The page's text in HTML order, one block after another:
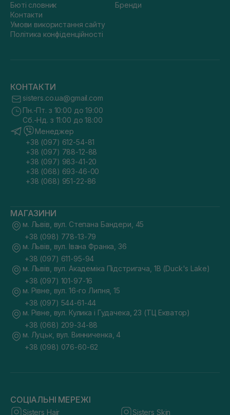
Бюті словник
Контакти
Умови використання сайту
Політика конфіденційності
Бренди
КОНТАКТИ
sisters.co.ua@gmail.com
Пн.-Пт. з 10:00 до 19:00
Сб.-Нд. з 11:00 до 18:00
Менеджер
+38 (097) 612-54-81
+38 (097) 788-12-88
+38 (097) 983-41-20
+38 (068) 693-46-00
+38 (068) 951-22-86
МАГАЗИНИ
м. Львів, вул. Степана Бандери, 45
+38 (098) 778-13-79
м. Львів, вул. Івана Франка, 36
+38 (097) 611-95-94
м. Львів, вул. Академіка Підстригача, 1В (Duck's Lake)
+38 (097) 101-97-16
м. Рівне, вул. 16-го Липня, 15
+38 (097) 544-61-44
м. Рівне, вул. Кулика і Гудачека, 23 (ТЦ Екватор)
+38 (068) 209-34-88
м. Луцьк, вул. Винниченка, 4
+38 (098) 076-60-62
СОЦІАЛЬНІ МЕРЕЖІ
Sisters Hair Sisters Skin